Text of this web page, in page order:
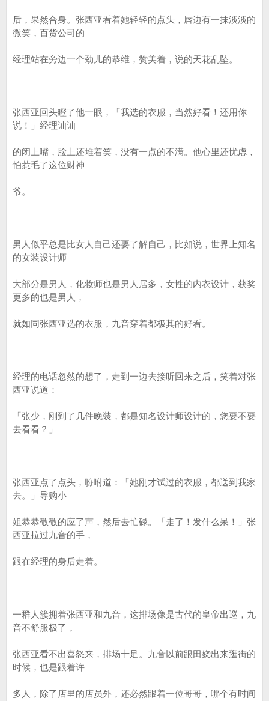
后，果然合身。张西亚看着她轻轻的点头，唇边有一抹淡淡的
微笑，百货公司的
经理站在旁边一个劲儿的恭维，赞美着，说的天花乱坠。
张西亚回头瞪了他一眼，「我选的衣服，当然好看！还用你
说！」经理讪讪
的闭上嘴，脸上还堆着笑，没有一点的不满。他心里还忧虑，
怕惹毛了这位财神
爷。
男人似乎总是比女人自己还要了解自己，比如说，世界上知名
的女装设计师
大部分是男人，化妆师也是男人居多，女性的内衣设计，获奖
更多的也是男人，
就如同张西亚选的衣服，九音穿着都极其的好看。
经理的电话忽然的想了，走到一边去接听回来之后，笑着对张
西亚说道：
「张少，刚到了几件晚装，都是知名设计师设计的，您要不要
去看看？」
张西亚点了点头，吩咐道：「她刚才试过的衣服，都送到我家
去。」导购小
姐恭恭敬敬的应了声，然后去忙碌。「走了！发什么呆！」张
西亚拉过九音的手，
跟在经理的身后走着。
一群人簇拥着张西亚和九音，这排场像是古代的皇帝出巡，九
音不舒服极了，
张西亚看不出喜怒来，排场十足。九音以前跟田娆出来逛街的
时候，也是跟着许
多人，除了店里的店员外，还必然跟着一位哥哥，哪个有时间